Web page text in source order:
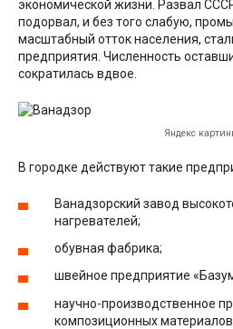
экономической жизни. Развал
подорвал, и без того слабую,
масштабный отток населения,
предприятия. Численность
сократилась вдвое.
Яндекс
В городке действуют такие
Ванадзорский завод
нагревателей;
обувная фабрика;
швейное предприятие
научно-производственное
композиционных